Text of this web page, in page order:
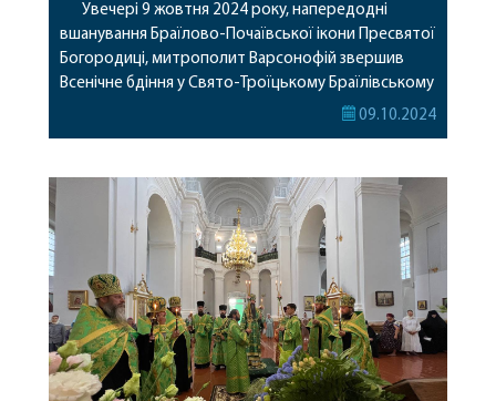
Увечері 9 жовтня 2024 року, напередодні
вшанування Браїлово-Почаївської ікони Пресвятої
Богородиці, митрополит Варсонофій звершив
Всенічне бдіння у Свято-Троїцькому Браїлівському
жіночому монастирі. Архієрею співслужили
настоятелька ігуменя Антонія, сестри, парафіяни
та паломники святої обителі. Нагадуємо завтра, в
день вшанування Браїлівської ікони Божої Матері,
три архієреї […]
09.10.2024